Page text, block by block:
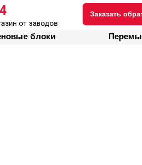
от заводов
Заказать
блоки
Стеновые блоки